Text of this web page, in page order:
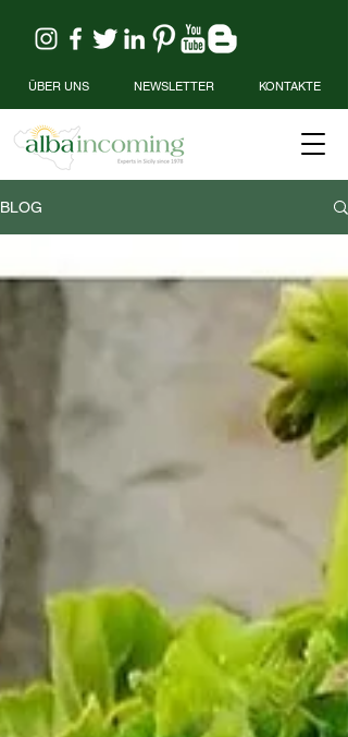
ÜBER UNS NEWSLETTER KONTAKTE
BLOG